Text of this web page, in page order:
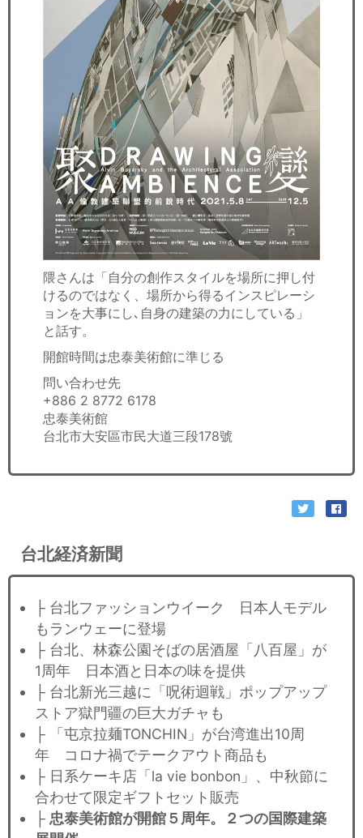
隈さんは「自分の創作スタイルを場所に押し付
けるのではなく、場所から得るインスピレーシ
ョンを大事にし､自身の建築の力にしている」
と話す。
開館時間は忠泰美術館に準じる
問い合わせ先
+886 2 8772 6178
忠泰美術館
台北市大安區市民大道三段178號
台北経済新聞
├ 台北ファッションウイーク 日本人モデル
もランウェーに登場
├ 台北、林森公園そばの居酒屋「八百屋」が
1周年 日本酒と日本の味を提供
├ 台北新光三越に「呪術迴戦」ポップアップ
ストア獄門疆の巨大ガチャも
├ 「屯京拉麺TONCHIN」が台湾進出10周
年 コロナ禍でテークアウト商品も
├ 日系ケーキ店「la vie bonbon」、中秋節に
合わせて限定ギフトセット販売
├ 忠泰美術館が開館５周年。２つの国際建築